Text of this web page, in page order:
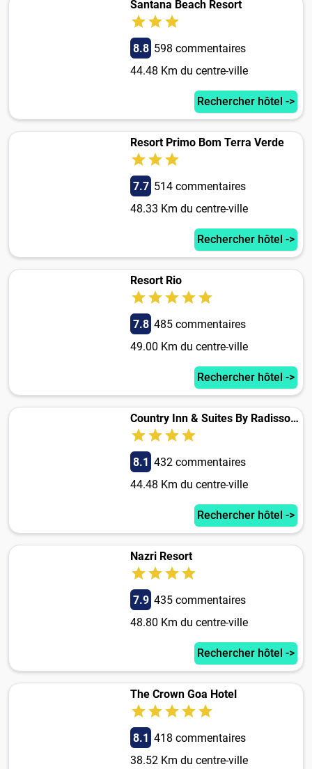
Santana Beach Resort
8.8 598 commentaires
44.48 Km du centre-ville
Rechercher hôtel ->
Resort Primo Bom Terra Verde
7.7 514 commentaires
48.33 Km du centre-ville
Rechercher hôtel ->
Resort Rio
7.8 485 commentaires
49.00 Km du centre-ville
Rechercher hôtel ->
Country Inn & Suites By Radisson, Goa Candolim
8.1 432 commentaires
44.48 Km du centre-ville
Rechercher hôtel ->
Nazri Resort
7.9 435 commentaires
48.80 Km du centre-ville
Rechercher hôtel ->
The Crown Goa Hotel
8.1 418 commentaires
38.52 Km du centre-ville